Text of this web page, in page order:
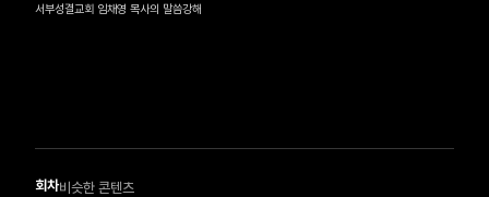
서부성결교회 임채영 목사의 말씀강해
회차비슷한 콘텐츠